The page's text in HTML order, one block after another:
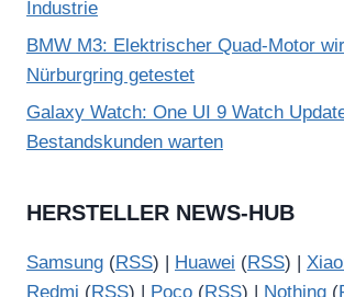
Industrie
BMW M3: Elektrischer Quad-Motor
Nürburgring getestet
Galaxy Watch: One UI 9 Watch
Bestandskunden warten
HERSTELLER NEWS-HUB
Samsung (RSS) | Huawei (RSS) |
Redmi (RSS) | Poco (RSS) | Nothing (